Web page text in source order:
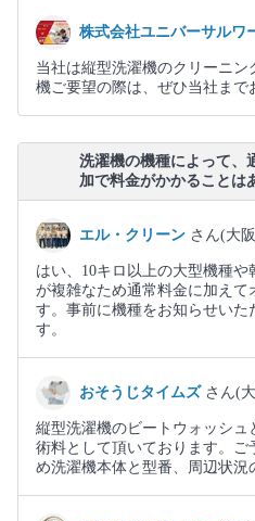
株式会社ユニバーサルワ
当社は縦型洗濯機のクリーニ
機ご要望の際は、ぜひ当社まで
洗濯機の機種によって、
加で料金がかかることは
エル・クリーン さん(大
はい、10キロ以上の大型機種
が複雑なため通常料金に加えて
す。事前に機種をお知らせいた
す。
おそうじタイムズ さん(
縦型洗濯機のビートウォッシ
術料として頂いております。ご
め洗濯機本体と型番、周辺状況